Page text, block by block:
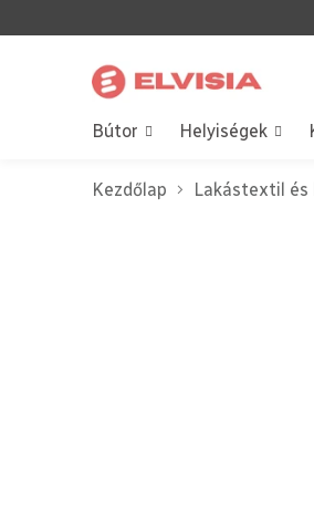
a
tartalomhoz
Bútor Helyiségek
Kezdőlap Lakástextil és